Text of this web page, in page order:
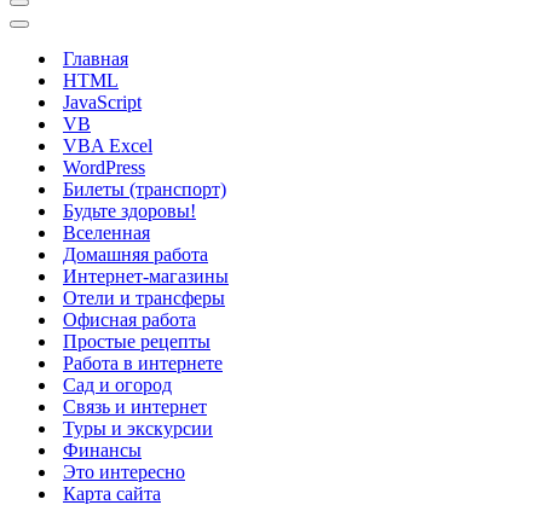
Меню
навигации
Меню
навигацииГлавная
HTML
JavaScript
VB
VBA Excel
WordPress
Билеты (транспорт)
Будьте здоровы!
Вселенная
Домашняя работа
Интернет-магазины
Отели и трансферы
Офисная работа
Простые рецепты
Работа в интернете
Сад и огород
Связь и интернет
Туры и экскурсии
Финансы
Это интересно
Карта сайта